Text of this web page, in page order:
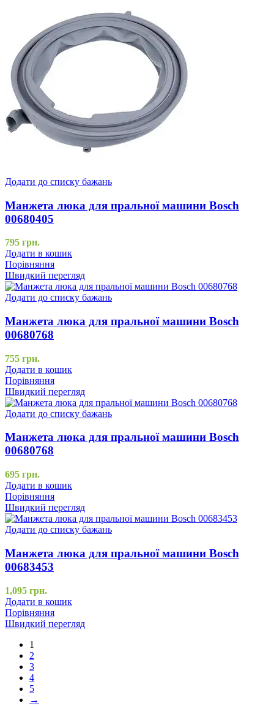
Додати до списку бажань
Манжета люка для пральної машини Bosch
00680405
795 грн.
Додати в кошик
Порівняння
Швидкий перегляд
Додати до списку бажань
Манжета люка для пральної машини Bosch
00680768
755 грн.
Додати в кошик
Порівняння
Швидкий перегляд
Додати до списку бажань
Манжета люка для пральної машини Bosch
00680768
695 грн.
Додати в кошик
Порівняння
Швидкий перегляд
Додати до списку бажань
Манжета люка для пральної машини Bosch
00683453
1,095 грн.
Додати в кошик
Порівняння
Швидкий перегляд
1
2
3
4
5
→